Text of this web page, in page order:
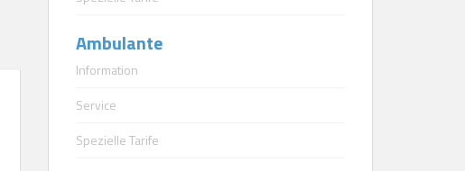
Ambulante
Information
Service
Spezielle Tarife